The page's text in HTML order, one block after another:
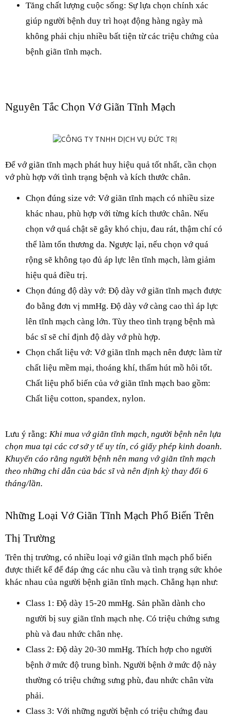
Tăng chất lượng cuộc sống: Sự lựa chọn chính xác
giúp người bệnh duy trì hoạt động hàng ngày mà
không phải chịu nhiều bất tiện từ các triệu chứng của
bệnh giãn tĩnh mạch.
Nguyên Tắc Chọn Vớ Giãn Tĩnh Mạch
Để vớ giãn tĩnh mạch phát huy hiệu quả tốt nhất, cần chọn
vớ phù hợp với tình trạng bệnh và kích thước chân.
Chọn đúng size vớ: Vớ giãn tĩnh mạch có nhiều size
khác nhau, phù hợp với từng kích thước chân. Nếu
chọn vớ quá chật sẽ gây khó chịu, đau rát, thậm chí có
thể làm tổn thương da. Ngược lại, nếu chọn vớ quá
rộng sẽ không tạo đủ áp lực lên tĩnh mạch, làm giảm
hiệu quả điều trị.
Chọn đúng độ dày vớ: Độ dày vớ giãn tĩnh mạch được
đo bằng đơn vị mmHg. Độ dày vớ càng cao thì áp lực
lên tĩnh mạch càng lớn. Tùy theo tình trạng bệnh mà
bác sĩ sẽ chỉ định độ dày vớ phù hợp.
Chọn chất liệu vớ: Vớ giãn tĩnh mạch nên được làm từ
chất liệu mềm mại, thoáng khí, thấm hút mồ hôi tốt.
Chất liệu phổ biến của vớ giãn tĩnh mạch bao gồm:
Chất liệu cotton, spandex, nylon.
Lưu ý rằng: Khi mua vớ giãn tĩnh mạch, người bệnh nên lựa
chọn mua tại các cơ sở y tế uy tín, có giấy phép kinh doanh.
Khuyến cáo rằng người bệnh nên mang vớ giãn tĩnh mạch
theo những chỉ dẫn của bác sĩ và nên định kỳ thay đổi 6
tháng/lần.
Những Loại Vớ Giãn Tĩnh Mạch Phổ Biến Trên
Thị Trường
Trên thị trường, có nhiều loại vớ giãn tĩnh mạch phổ biến
được thiết kế để đáp ứng các nhu cầu và tình trạng sức khỏe
khác nhau của người bệnh giãn tĩnh mạch. Chẳng hạn như:
Class 1: Độ dày 15-20 mmHg. Sản phần dành cho
người bị suy giãn tĩnh mạch nhẹ. Có triệu chứng sưng
phù và đau nhức chân nhẹ.
Class 2: Độ dày 20-30 mmHg. Thích hợp cho người
bệnh ở mức độ trung bình. Người bệnh ở mức độ này
thường có triệu chứng sưng phù, đau nhức chân vừa
phải.
Class 3: Với những người bệnh có triệu chứng đau